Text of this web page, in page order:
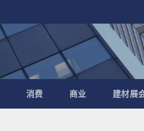
消费 商业 建材展